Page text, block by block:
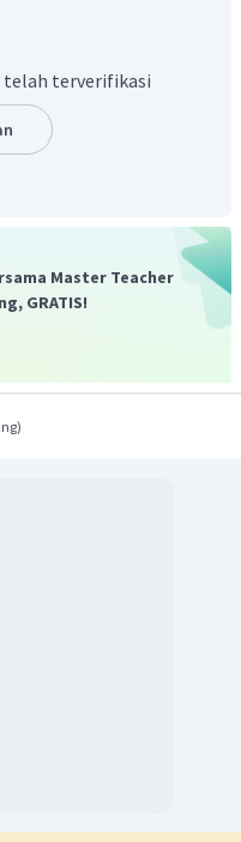
telah terverifikasi
Master Teacher
GRATIS!
)